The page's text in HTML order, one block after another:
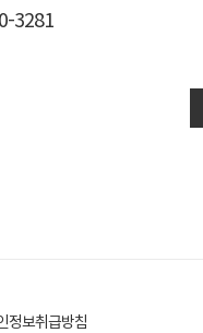
3281
정보취급방침